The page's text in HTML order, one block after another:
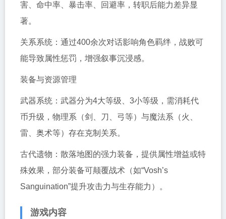
害、命中率、暴击率、回避率，转职后能力差异显
著。
关系系统：通过400余次对话影响角色羁绊，战败可
能导致属性惩罚，增强叙事沉浸感。
装备与资源管理
武器系统：武器分为4大等级、3小等级，需消耗代
币升级，物理系（剑、刀、弓等）与魔法系（火、
雷、奥术等）存在克制关系。
古代遗物：散落地图的强力装备，提供属性增益或特
殊效果，部分装备可颠覆战术（如“Vosh’s
Sanguination”提升攻击力与生存能力）。
游戏内容